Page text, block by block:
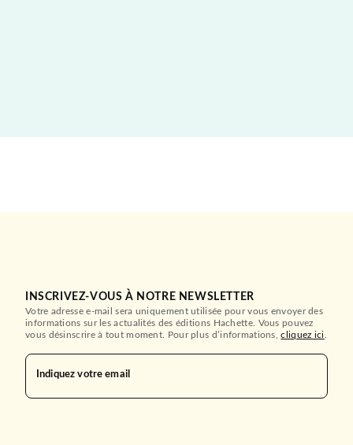
INSCRIVEZ-VOUS À NOTRE NEWSLETTER
Votre adresse e-mail sera uniquement utilisée pour vous envoyer des
informations sur les actualités des éditions Hachette. Vous pouvez
vous désinscrire à tout moment. Pour plus d’informations,cliquez ici
Indiquez votre email